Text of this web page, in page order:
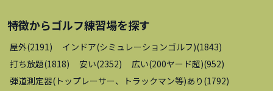
特徴からゴルフ練習場を探す
屋外(2191) インドア(シミュレーションゴルフ)(1843)
打ち放題(1818) 安い(2352) 広い(200ヤード超)(952)
弾道測定器(トップレーサー、トラックマン等)あり (1792)